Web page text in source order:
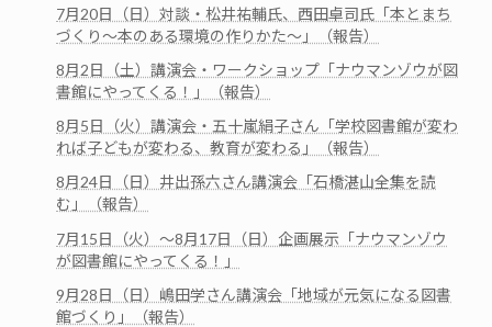
7月20日（日）対談・松井祐輔氏、西田卓司氏「本とまち
づくり～本のある環境の作りかた～」（報告）
8月2日（土）講演会・ワークショップ「ナウマンゾウが図
書館にやってくる！」（報告）
8月5日（火）講演会・五十嵐絹子さん「学校図書館が変わ
れば子どもが変わる、教育が変わる」（報告）
8月24日（日）井出孫六さん講演会「石橋湛山全集を読
む」（報告）
7月15日（火）～8月17日（日）企画展示「ナウマンゾウ
が図書館にやってくる！」
9月28日（日）嶋田学さん講演会「地域が元気になる図書
館づくり」（報告）